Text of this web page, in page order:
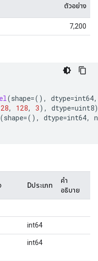
ตัวอย่าง
7,200
(shape=(), dtype=int64,
, 128, 3), dtype=uint8
(shape=(), dtype=int64,
Dประเภท
คำ
อธิบาย
int64
int64